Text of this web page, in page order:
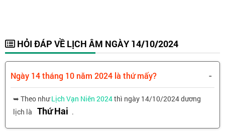
HỎI ĐÁP VỀ LỊCH ÂM NGÀY 14/10/2024
Ngày 14 tháng 10 năm 2024 là thứ mấy? -
➥ Theo nhưLịch Vạn Niên 2024thì ngày 14/10/2024 dương
lịch là Thứ Hai .